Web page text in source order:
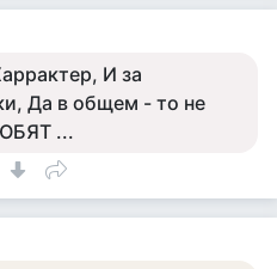
И за
Да в общем - то не
...